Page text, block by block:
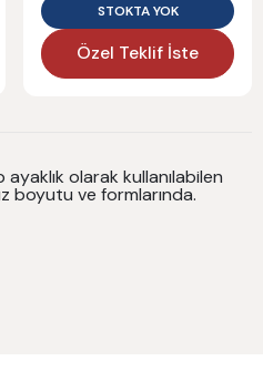
STOKTA YOK
Özel Teklif İste
olarak kullanılabilen
boyutu ve formlarında.